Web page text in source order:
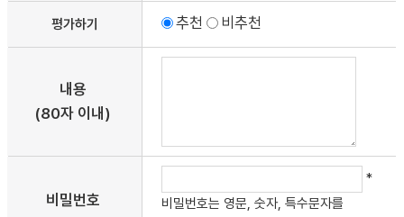
평가하기 추천 비추천
내용
(80자 이내)
비밀번호
*
비밀번호는 영문, 숫자, 특수문자를